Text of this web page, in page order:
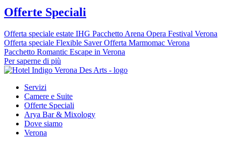
Offerte Speciali
Offerta speciale estate IHG Pacchetto Arena Opera Festival Verona
Offerta speciale Flexible Saver Offerta Marmomac Verona
Pacchetto Romantic Escape in Verona
Per saperne di più
Servizi
Camere e Suite
Offerte Speciali
Arya Bar & Mixology
Dove siamo
Verona